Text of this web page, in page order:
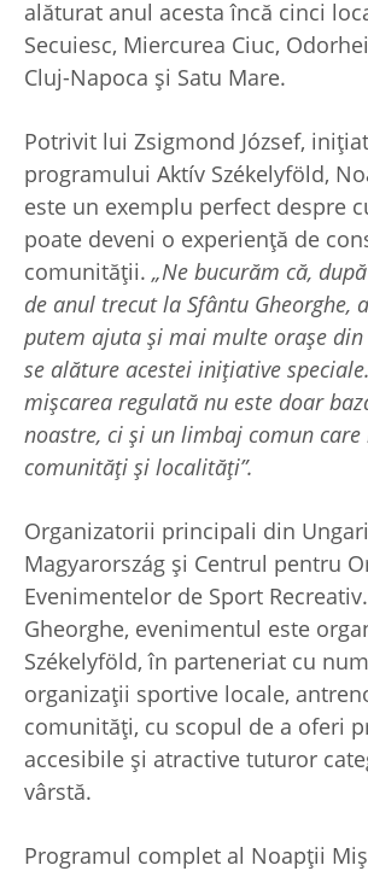
alăturat anul acesta încă cinci
Secuiesc, Miercurea Ciuc,
Cluj-Napoca și Satu Mare.
Potrivit lui Zsigmond József,
programului Aktív Székelyföld,
este un exemplu perfect despre
poate deveni o experiență de
comunității. „Ne bucurăm că,
de anul trecut la Sfântu Gheorghe,
putem ajuta și mai multe orașe
se alăture acestei inițiative
mișcarea regulată nu este doar
noastre, ci și un limbaj comun care
comunități și localități”.
Organizatorii principali din
Magyarország și Centrul pentru
Evenimentelor de Sport
Gheorghe, evenimentul este
Székelyföld, în parteneriat cu
organizații sportive locale,
comunități, cu scopul de a oferi
accesibile și atractive tuturor
vârstă.
Programul complet al Noapții